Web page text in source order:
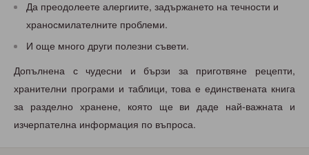
Да преодолеете алергиите, задържането на течности и
храносмилателните проблеми.
И още много други полезни съвети.
Допълнена с чудесни и бързи за приготвяне рецепти,
хранителни програми и таблици, това е единствената книга
за разделно хранене, която ще ви даде най-важната и
изчерпателна информация по въпроса.